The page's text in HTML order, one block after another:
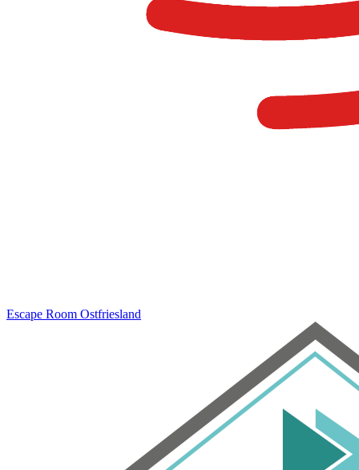
Escape Room Ostfriesland